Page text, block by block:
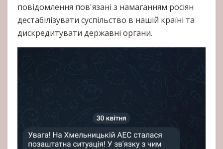
повідомлення пов'язані з намаганням росіян
дестабілізувати суспільство в нашій країні та
дискредитувати державні органи.